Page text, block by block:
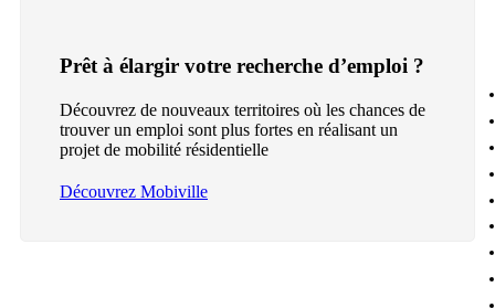
Prêt à élargir votre recherche d’emploi ?
Découvrez de nouveaux territoires où les chances de
trouver un emploi sont plus fortes en réalisant un
projet de mobilité résidentielle
Découvrez Mobiville